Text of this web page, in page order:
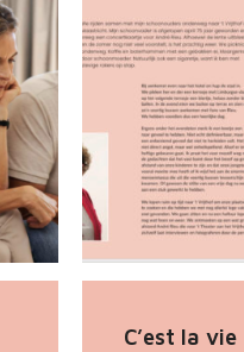
C’est la vie